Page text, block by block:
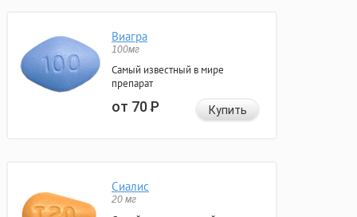
Виагра
100мг
Самый известный в мире
препарат
от 70Р Купить
Сиалис
20 мг